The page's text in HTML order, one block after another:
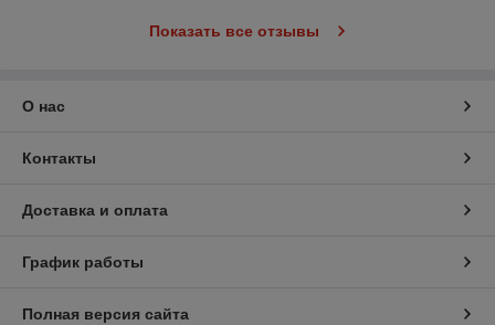
Показать все отзывы
О нас
Контакты
Доставка и оплата
График работы
Полная версия сайта